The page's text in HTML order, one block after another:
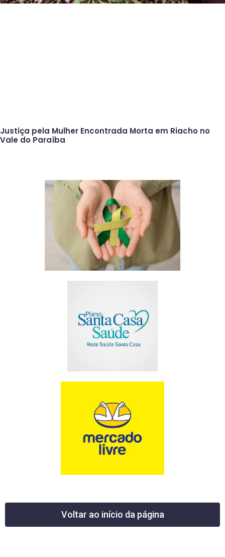
Justiça pela Mulher Encontrada Morta em Riacho no
Vale do Paraíba
Voltar ao início da página